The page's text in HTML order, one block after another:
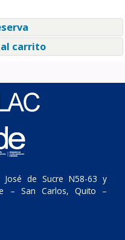
carrito
José de Sucre N58-63 y
– San Carlos, Quito –